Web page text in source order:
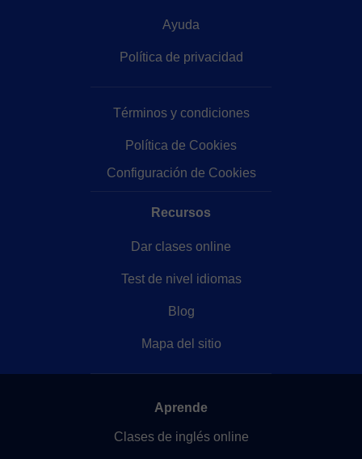
Ayuda
Política de privacidad
Términos y condiciones
Política de Cookies
Configuración de Cookies
Recursos
Dar clases online
Test de nivel idiomas
Blog
Mapa del sitio
Aprende
Clases de inglés online